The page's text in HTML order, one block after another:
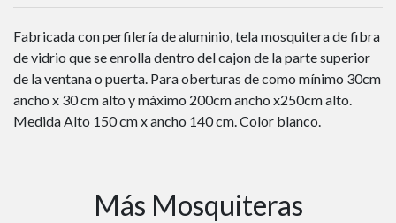
Fabricada con perfilería de aluminio, tela mosquitera de fibra
de vidrio que se enrolla dentro del cajon de la parte superior
de la ventana o puerta. Para oberturas de como mínimo 30cm
ancho x 30 cm alto y máximo 200cm ancho x250cm alto.
Medida Alto 150 cm x ancho 140 cm. Color blanco.
Más Mosquiteras